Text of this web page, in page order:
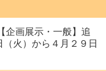
企画展示・一般】追
火）から４月２９日